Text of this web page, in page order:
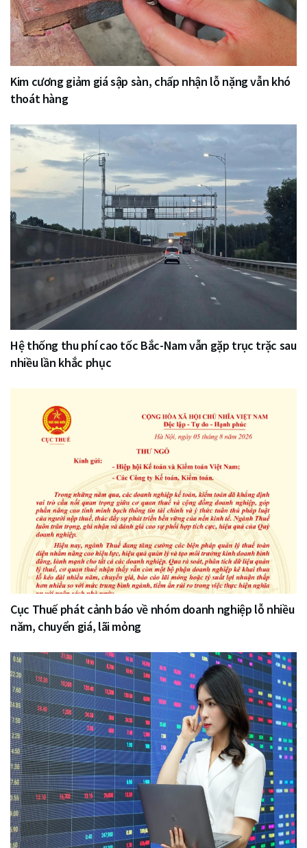
Kim cương giảm giá sập sàn, chấp nhận lỗ nặng vẫn khó
thoát hàng
Hệ thống thu phí cao tốc Bắc-Nam vẫn gặp trục trặc sau
nhiều lần khắc phục
Cục Thuế phát cảnh báo về nhóm doanh nghiệp lỗ nhiều
năm, chuyển giá, lãi mỏng